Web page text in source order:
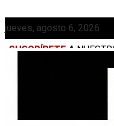
jueves, agosto 6, 2026
SUSCRÍBETE A